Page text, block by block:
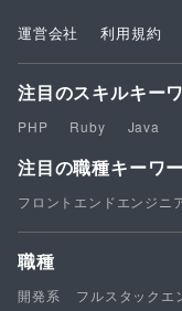
運営会社 利用規約
注目のスキルキー
PHP Ruby Java
注目の職種キーワ
フロントエンドエンジニ
職種
開発系 フルスタックエ